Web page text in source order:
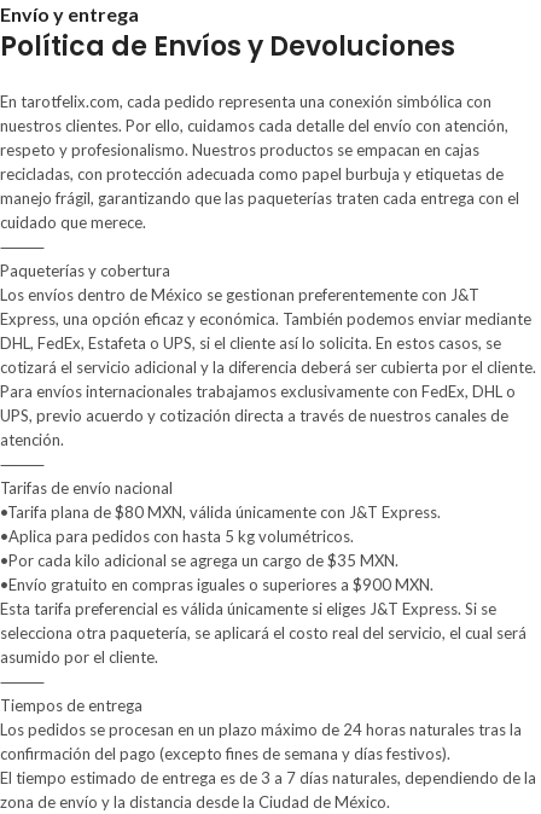
Envío y entrega
Política de Envíos y Devoluciones
En tarotfelix.com, cada pedido representa una conexión simbólica con
nuestros clientes. Por ello, cuidamos cada detalle del envío con atención,
respeto y profesionalismo. Nuestros productos se empacan en cajas
recicladas, con protección adecuada como papel burbuja y etiquetas de
manejo frágil, garantizando que las paqueterías traten cada entrega con el
cuidado que merece.
⸻
Paqueterías y cobertura
Los envíos dentro de México se gestionan preferentemente con J&T
Express, una opción eficaz y económica. También podemos enviar mediante
DHL, FedEx, Estafeta o UPS, si el cliente así lo solicita. En estos casos, se
cotizará el servicio adicional y la diferencia deberá ser cubierta por el cliente.
Para envíos internacionales trabajamos exclusivamente con FedEx, DHL o
UPS, previo acuerdo y cotización directa a través de nuestros canales de
atención.
⸻
Tarifas de envío nacional
•Tarifa plana de $80 MXN, válida únicamente con J&T Express.
•Aplica para pedidos con hasta 5 kg volumétricos.
•Por cada kilo adicional se agrega un cargo de $35 MXN.
•Envío gratuito en compras iguales o superiores a $900 MXN.
Esta tarifa preferencial es válida únicamente si eliges J&T Express. Si se
selecciona otra paquetería, se aplicará el costo real del servicio, el cual será
asumido por el cliente.
⸻
Tiempos de entrega
Los pedidos se procesan en un plazo máximo de 24 horas naturales tras la
confirmación del pago (excepto fines de semana y días festivos).
El tiempo estimado de entrega es de 3 a 7 días naturales, dependiendo de la
zona de envío y la distancia desde la Ciudad de México.